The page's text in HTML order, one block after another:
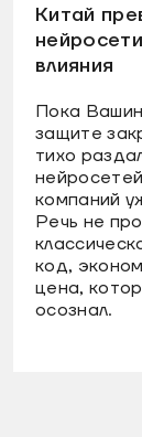
Китай
влияния
Пока
защите
тихо
компаний
Речь не
код,
цена,
осознал.